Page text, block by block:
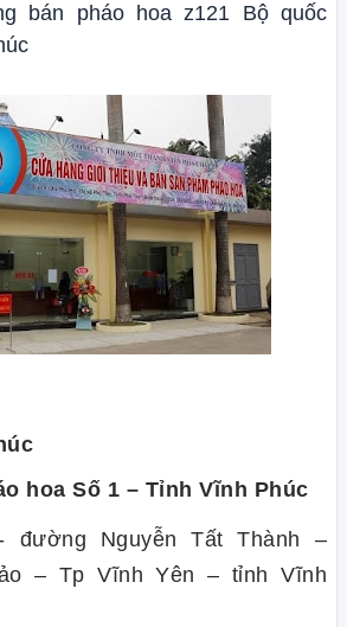
bán pháo hoa z121 Bộ quốc
hoa Số 1 – Tỉnh Vĩnh Phúc
đường Nguyễn Tất Thành –
– Tp Vĩnh Yên – tỉnh Vĩnh